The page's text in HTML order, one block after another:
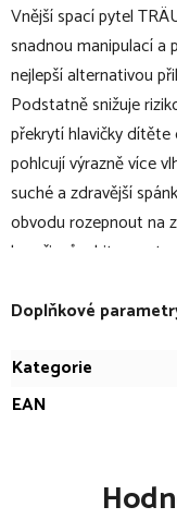
Vnější spací pytel
snadnou manipulací a
nejlepší alternativou
Podstatně snižuje
překrytí hlavičky dítěte
pohlcují výrazně více
suché a zdravější
obvodu rozepnout na
lze přizpůsobit a
Vnitřní spací pytel
spacímu pytli
ze 100% bavlny v
praktický zavinovací
dětský spací
Doplňkové
Kategorie
EAN